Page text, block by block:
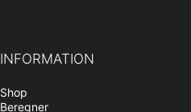
INFORMATION
Shop
Beregner